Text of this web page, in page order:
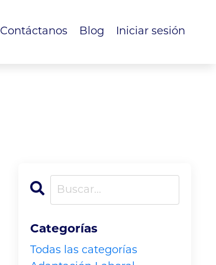
Contáctanos Blog Iniciar sesión
Categorías
Todas las categorías